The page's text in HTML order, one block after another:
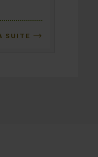
SUITE